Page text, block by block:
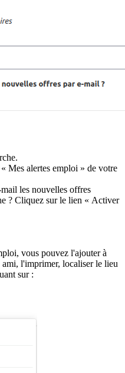
Mes alertes emploi » de votre
les nouvelles offres
? Cliquez sur le lien « Activer
vous pouvez l'ajouter à
l'imprimer, localiser le lieu
sur :